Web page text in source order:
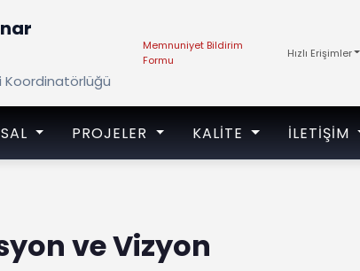
Koordinatörlüğü
Memnuniyet Bildirim
Formu
Hızlı Erişimler
PROJELER KALITE İLETIŞIM
ve Vizyon